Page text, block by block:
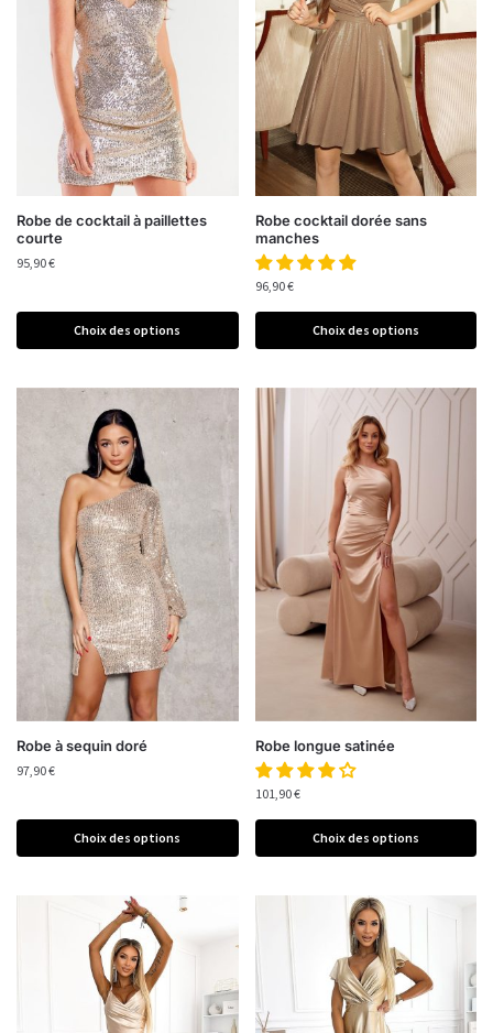
Robe de cocktail à paillettes
courte
95,90€
Choix des options
Robe cocktail dorée sans
manches
96,90€
Choix des options
Robe à sequin doré
97,90€
Choix des options
Robe longue satinée
101,90€
Choix des options